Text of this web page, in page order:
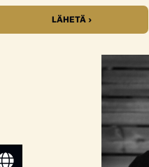
LÄHETÄ ›